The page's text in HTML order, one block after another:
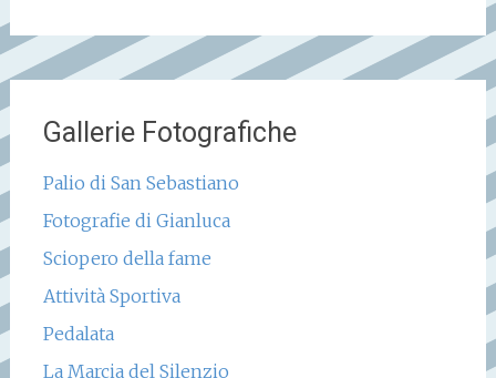
Gallerie Fotografiche
Palio di San Sebastiano
Fotografie di Gianluca
Sciopero della fame
Attività Sportiva
Pedalata
La Marcia del Silenzio